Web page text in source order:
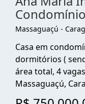
Massaguaçú -
Casa em
dormitórios (
área total, 4
Massaguaçú,